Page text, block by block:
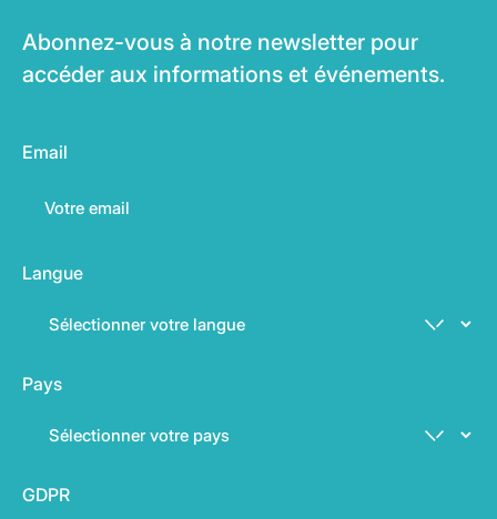
Abonnez-vous à notre newsletter pour
accéder aux informations et événements.
Email
Langue
Pays
GDPR